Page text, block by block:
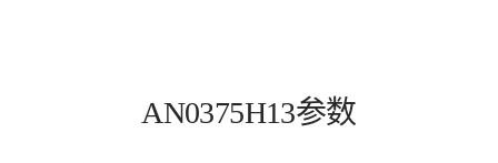
AN0375H13参数